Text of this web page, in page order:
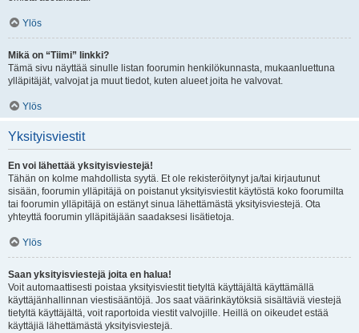
Ylös
Mikä on “Tiimi” linkki?
Tämä sivu näyttää sinulle listan foorumin henkilökunnasta, mukaanluettuna
ylläpitäjät, valvojat ja muut tiedot, kuten alueet joita he valvovat.
Ylös
Yksityisviestit
En voi lähettää yksityisviestejä!
Tähän on kolme mahdollista syytä. Et ole rekisteröitynyt ja/tai kirjautunut
sisään, foorumin ylläpitäjä on poistanut yksityisviestit käytöstä koko foorumilta
tai foorumin ylläpitäjä on estänyt sinua lähettämästä yksityisviestejä. Ota
yhteyttä foorumin ylläpitäjään saadaksesi lisätietoja.
Ylös
Saan yksityisviestejä joita en halua!
Voit automaattisesti poistaa yksityisviestit tietyltä käyttäjältä käyttämällä
käyttäjänhallinnan viestisääntöjä. Jos saat väärinkäytöksiä sisältäviä viestejä
tietyltä käyttäjältä, voit raportoida viestit valvojille. Heillä on oikeudet estää
käyttäjiä lähettämästä yksityisviestejä.